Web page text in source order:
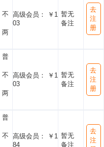
不
两
高级会员： ￥1
03
暂无
备注
去
注
册
普
不
两
高级会员： ￥1
03
暂无
备注
去
注
册
普
不 高级会员： ￥1
84
暂无
备注
去
注